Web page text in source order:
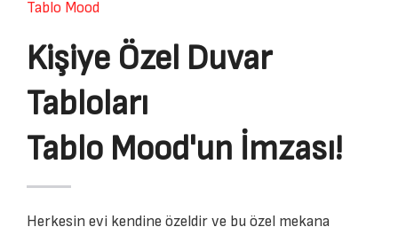
Tablo Mood
Kişiye Özel Duvar
Tabloları
Tablo Mood'un İmzası!
Herkesin evi kendine özeldir ve bu özel mekana